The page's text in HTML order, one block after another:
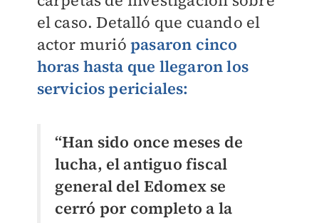
el caso. Detalló que cuando el
actor murió pasaron cinco
horas hasta que llegaron los
servicios periciales:
“Han sido once meses de
lucha, el antiguo fiscal
general del Edomex se
cerró por completo a la